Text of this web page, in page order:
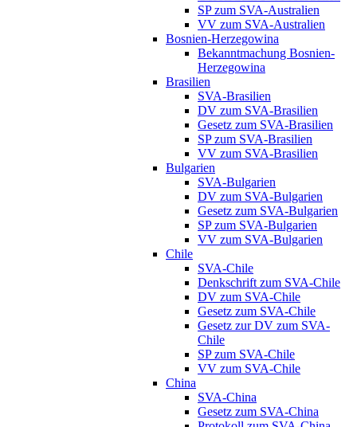
SP zum SVA-Australien
VV zum SVA-Australien
Bosnien-Herzegowina
Bekanntmachung Bosnien-
Herzegowina
Brasilien
SVA-Brasilien
DV zum SVA-Brasilien
Gesetz zum SVA-Brasilien
SP zum SVA-Brasilien
VV zum SVA-Brasilien
Bulgarien
SVA-Bulgarien
DV zum SVA-Bulgarien
Gesetz zum SVA-Bulgarien
SP zum SVA-Bulgarien
VV zum SVA-Bulgarien
Chile
SVA-Chile
Denkschrift zum SVA-Chile
DV zum SVA-Chile
Gesetz zum SVA-Chile
Gesetz zur DV zum SVA-
Chile
SP zum SVA-Chile
VV zum SVA-Chile
China
SVA-China
Gesetz zum SVA-China